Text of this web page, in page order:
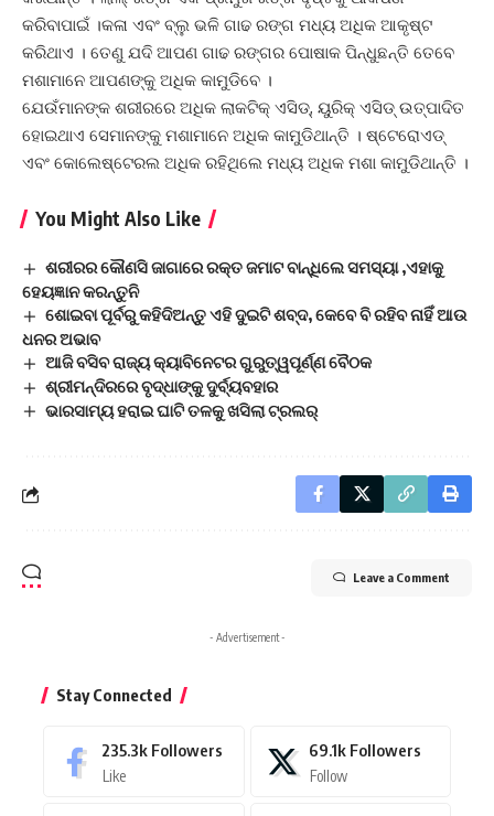
କରିବାପାଇଁ ।କଳା ଏବଂ ବ୍ଲୁ ଭଳି ଗାଢ ରଙ୍ଗ ମଧ୍ୟ ଅଧିକ ଆକୃଷ୍ଟ
କରିଥାଏ । ତେଣୁ ଯଦି ଆପଣ ଗାଢ ରଙ୍ଗର ପୋଷାକ ପିନ୍ଧୁଛନ୍ତି ତେବେ
ମଶାମାନେ ଆପଣଙ୍କୁ ଅଧିକ କାମୁଡିବେ ।
ଯେଉଁମାନଙ୍କ ଶରୀରରେ ଅଧିକ ଲାକଟିକ୍ ଏସିଡ୍, ୟୁରିକ୍ ଏସିଡ୍ ଉତ୍ପାଦିତ
ହୋଇଥାଏ ସେମାନଙ୍କୁ ମଶାମାନେ ଅଧିକ କାମୁଡିଥାନ୍ତି । ଷ୍ଟେରୋଏଡ୍
ଏବଂ କୋଲେଷ୍ଟେରଲ ଅଧିକ ରହିଥିଲେ ମଧ୍ୟ ଅଧିକ ମଶା କାମୁଡିଥାନ୍ତି ।
You Might Also Like
ଶରୀରର କୌଣସି ଜାଗାରେ ରକ୍ତ ଜମାଟ ବାନ୍ଧିଲେ ସମସ୍ୟା ,ଏହାକୁ
ହେୟଜ୍ଞାନ କରନ୍ତୁନି
ଶୋଇବା ପୂର୍ବରୁ କହିଦିଅନ୍ତୁ ଏହି ଦୁଇଟି ଶବ୍ଦ, କେବେ ବି ରହିବ ନାହିଁ ଆଉ
ଧନର ଅଭାବ
ଆଜି ବସିବ ରାଜ୍ୟ କ୍ୟାବିନେଟର ଗୁରୁତ୍ୱପୂର୍ଣ୍ଣ ବୈଠକ
ଶ୍ରୀମନ୍ଦିରରେ ବୃଦ୍ଧାଙ୍କୁ ଦୁର୍ବ୍ୟବହାର
ଭାରସାମ୍ୟ ହରାଇ ଘାଟି ତଳକୁ ଖସିଲା ଟ୍ରଲର୍
Leave a Comment
- Advertisement -
Stay Connected
235.3k Followers
Like
69.1k Followers
Follow